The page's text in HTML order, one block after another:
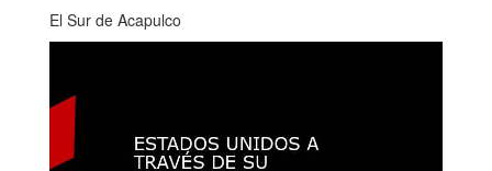
El Sur de Acapulco